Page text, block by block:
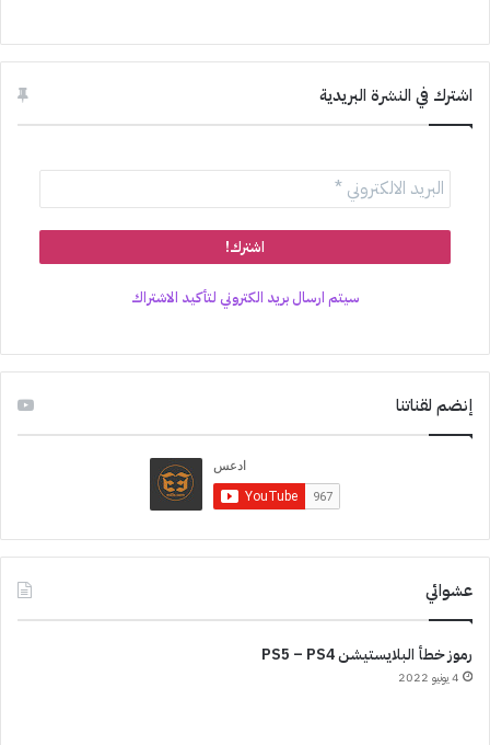
اشترك في النشرة البريدية
سيتم ارسال بريد الكتروني لتأكيد الاشتراك
إنضم لقناتنا
عشوائي
رموز خطأ البلايستيشن PS5 – PS4
4 يونيو 2022